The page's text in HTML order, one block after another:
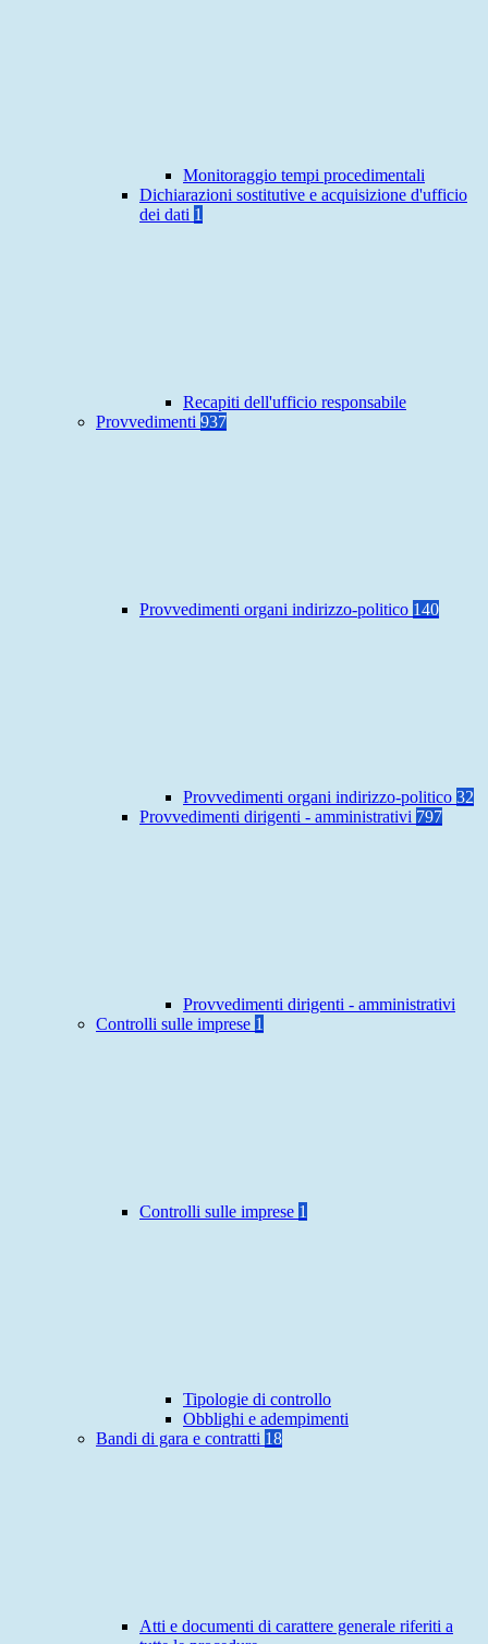
Monitoraggio tempi procedimentali
Dichiarazioni sostitutive e acquisizione d'ufficio
dei dati 1
Recapiti dell'ufficio responsabile
Provvedimenti 937
Provvedimenti organi indirizzo-politico 140
Provvedimenti organi indirizzo-politico 32
Provvedimenti dirigenti - amministrativi 797
Provvedimenti dirigenti - amministrativi
Controlli sulle imprese 1
Controlli sulle imprese 1
Tipologie di controllo
Obblighi e adempimenti
Bandi di gara e contratti 18
Atti e documenti di carattere generale riferiti a